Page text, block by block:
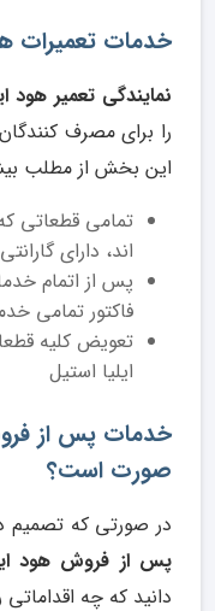
خدمات تعمیرات
نمایندگی تعمیر هود
را برای مصرف
این بخش از مطلب
تمامی قطعاتی
اند، دارای گارانتی 9 تا 12 ماهه می باشند.
پس از اتمام
فاکتور تمامی
تعویض کلیه
ایلیا استیل
خدمات پس از
صورت است؟
در صورتی که تصمیم
پس از فروش هود
دانید که چه